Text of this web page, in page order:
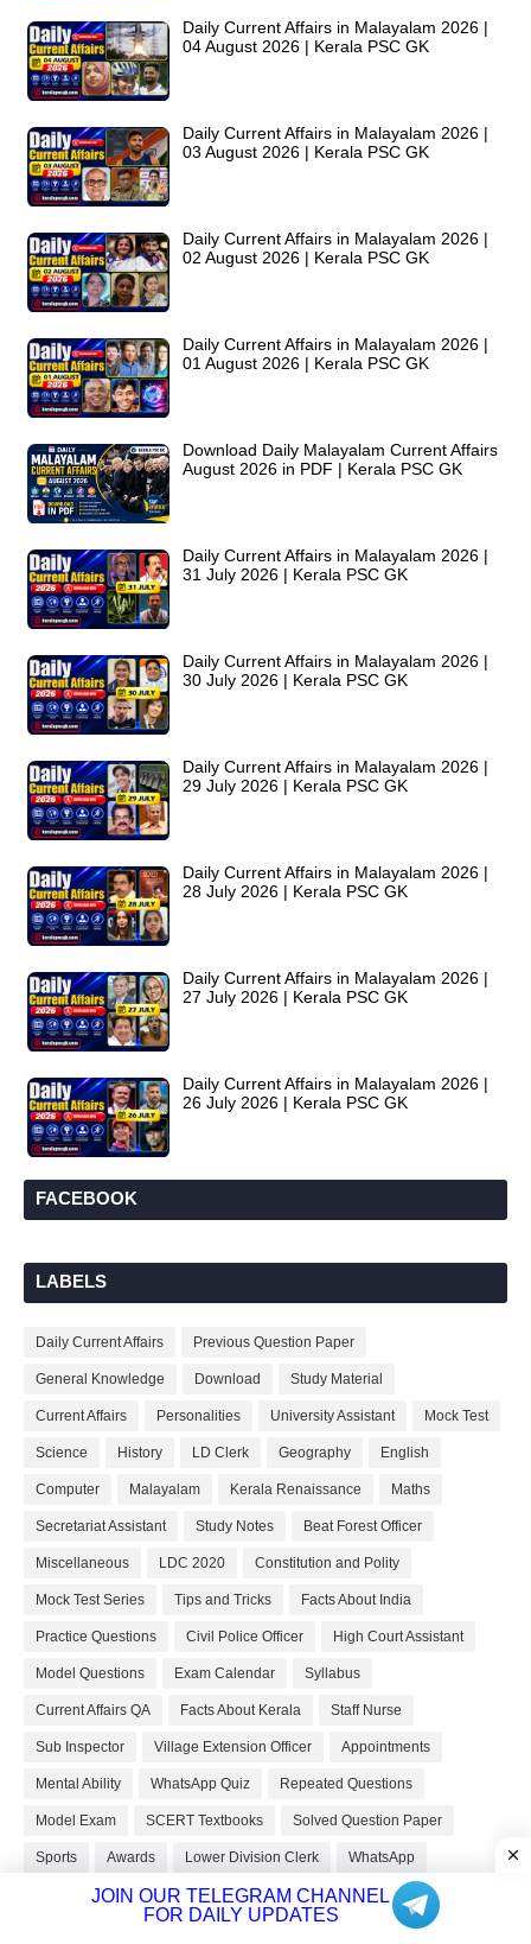
Daily Current Affairs in Malayalam 2026 |
04 August 2026 | Kerala PSC GK
Daily Current Affairs in Malayalam 2026 |
03 August 2026 | Kerala PSC GK
Daily Current Affairs in Malayalam 2026 |
02 August 2026 | Kerala PSC GK
Daily Current Affairs in Malayalam 2026 |
01 August 2026 | Kerala PSC GK
Download Daily Malayalam Current Affairs
August 2026 in PDF | Kerala PSC GK
Daily Current Affairs in Malayalam 2026 |
31 July 2026 | Kerala PSC GK
Daily Current Affairs in Malayalam 2026 |
30 July 2026 | Kerala PSC GK
Daily Current Affairs in Malayalam 2026 |
29 July 2026 | Kerala PSC GK
Daily Current Affairs in Malayalam 2026 |
28 July 2026 | Kerala PSC GK
Daily Current Affairs in Malayalam 2026 |
27 July 2026 | Kerala PSC GK
Daily Current Affairs in Malayalam 2026 |
26 July 2026 | Kerala PSC GK
FACEBOOK
LABELS
Daily Current Affairs Previous Question Paper
General Knowledge Download Study Material
Current Affairs Personalities University Assistant Mock Test
Science History LD Clerk Geography English
Computer Malayalam Kerala Renaissance Maths
Secretariat Assistant Study Notes Beat Forest Officer
Miscellaneous LDC 2020 Constitution and Polity
Mock Test Series Tips and Tricks Facts About India
Practice Questions Civil Police Officer High Court Assistant
Model Questions Exam Calendar Syllabus
Current Affairs QA Facts About Kerala Staff Nurse
Sub Inspector Village Extension Officer Appointments
Mental Ability WhatsApp Quiz Repeated Questions
Model Exam SCERT Textbooks Solved Question Paper
Sports Awards Lower Division Clerk WhatsApp
JOIN OUR TELEGRAM CHANNEL
FOR DAILY UPDATES